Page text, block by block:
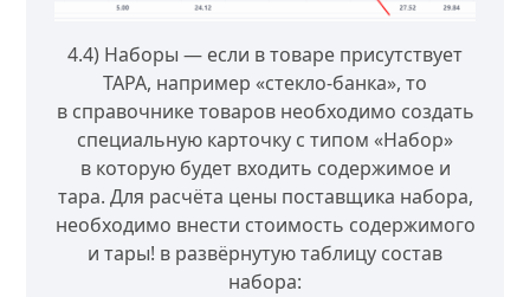
4.4) Наборы — если в товаре присутствует
ТАРА, например «стекло-банка», то
в справочнике товаров необходимо создать
специальную карточку с типом «Набор»
в которую будет входить содержимое и
тара. Для расчёта цены поставщика набора,
необходимо внести стоимость содержимого
и тары! в развёрнутую таблицу состав
набора: